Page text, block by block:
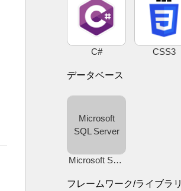
C# CSS3
データベース
Microsoft
SQL Server
Microsoft SQL Server
フレームワーク/ライブラリ